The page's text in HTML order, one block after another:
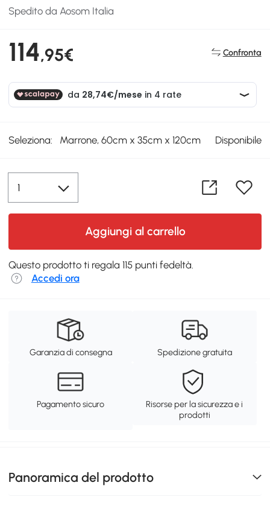
Spedito da Aosom Italia
114,95€ Confronta
Seleziona: Marrone, 60cm x 35cm x 120cm Disponibile
Aggiungi al carrello
Questo prodotto ti regala 115 punti fedeltà.
Accedi ora
Garanzia di consegna Spedizione gratuita
Pagamento sicuro
Risorse per la sicurezza e i
prodotti
Panoramica del prodotto